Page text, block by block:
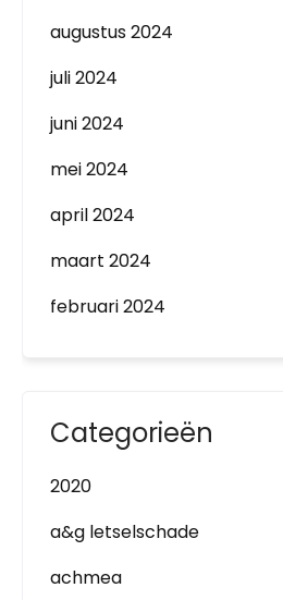
augustus 2024
juli 2024
juni 2024
mei 2024
april 2024
maart 2024
februari 2024
Categorieën
2020
a&g letselschade
achmea